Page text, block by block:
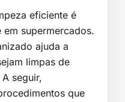
eficiente é
supermercados.
ajuda a
limpas de
seguir,
que